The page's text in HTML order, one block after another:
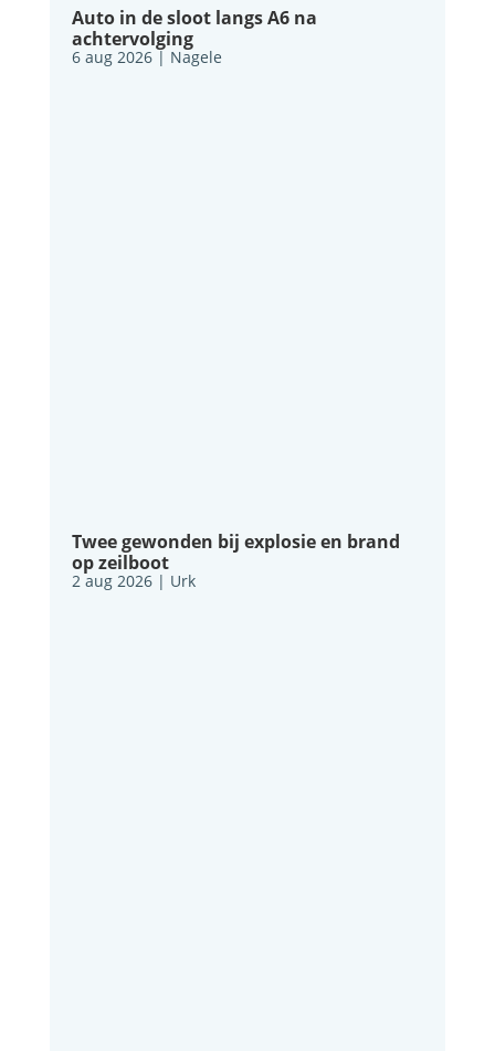
Auto in de sloot langs A6 na
achtervolging
6 aug 2026| Nagele
Twee gewonden bij explosie en brand
op zeilboot
2 aug 2026| Urk